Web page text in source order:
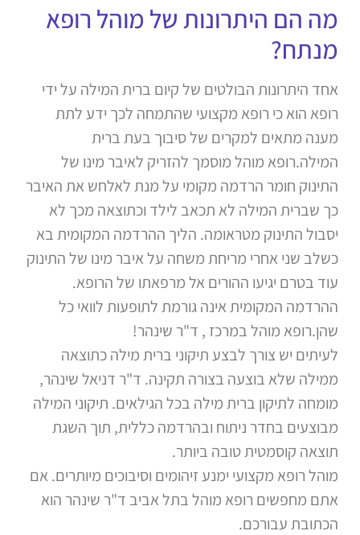
מה הם היתרונות של מוהל רופא
מנתח?
אחד היתרונות הבולטים של קיום ברית המילה על ידי
רופא הוא כי רופא מקצועי שהתמחה לכך ידע לתת
מענה מתאים למקרים של סיבוך בעת ברית
המילה.רופא מוהל מוסמך להזריק לאיבר מינו של
התינוק חומר הרדמה מקומי על מנת לאלחש את האיבר
כך שברית המילה לא תכאב לילד וכתוצאה מכך לא
יסבול התינוק מטראומה. הליך ההרדמה המקומית בא
כשלב שני אחרי מריחת משחה על איבר מינו של התינוק
עוד בטרם יגיעו ההורים אל מרפאתו של הרופא.
ההרדמה המקומית אינה גורמת לתופעות לוואי כל
שהן.רופא מוהל במרכז , ד"ר שינהר!
לעיתים יש צורך לבצע תיקוני ברית מילה כתוצאה
ממילה שלא בוצעה בצורה תקינה. ד"ר דניאל שינהר,
מומחה לתיקון ברית מילה בכל הגילאים. תיקוני המילה
מבוצעים בחדר ניתוח ובהרדמה כללית, תוך השגת
תוצאה קוסמטית טובה ביותר.
מוהל רופא מקצועי ימנע זיהומים וסיבוכים מיותרים. אם
אתם מחפשים רופא מוהל בתל אביב ד"ר שינהר הוא
הכתובת עבורכם.